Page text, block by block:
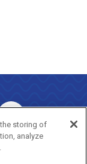
storing of
analyze